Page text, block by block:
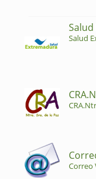
Salud
Correo